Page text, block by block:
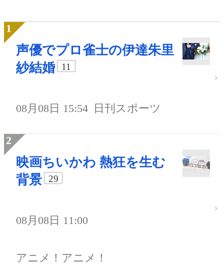
声優でプロ雀士の伊達朱里
紗結婚
11
08月08日 15:54 日刊スポーツ
映画ちいかわ 熱狂を生む
背景
29
08月08日 11:00
アニメ！アニメ！